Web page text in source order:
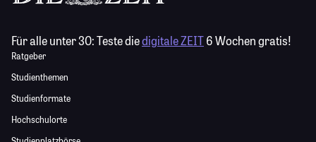
Für alle unter 30:Teste diedigitale ZEIT6 Wochen gratis!
Ratgeber
Studienthemen
Studienformate
Hochschulorte